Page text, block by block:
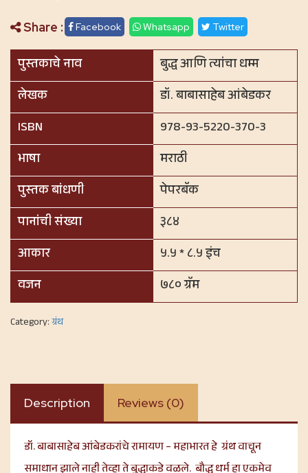
Share : Facebook Whatsapp Twitter
पुस्तकाचे नाव
बुद्ध आणि त्यांचा धम्म
लेखक
डॉ. बाबासाहेब आंबेडकर
ISBN
978-93-5220-370-3
भाषा
मराठी
पुस्तक बांधणी
पेपरबॅक
पानांची संख्या
३८४
आकार
५.५ * ८.५ इंच
वजन
७८० ग्रॅम
Category:ग्रंथ
Description Reviews (0)
डॉ. बाबासाहेब आंबेडकरांचे रामायण – महाभारत हे ग्रंथ वाचून